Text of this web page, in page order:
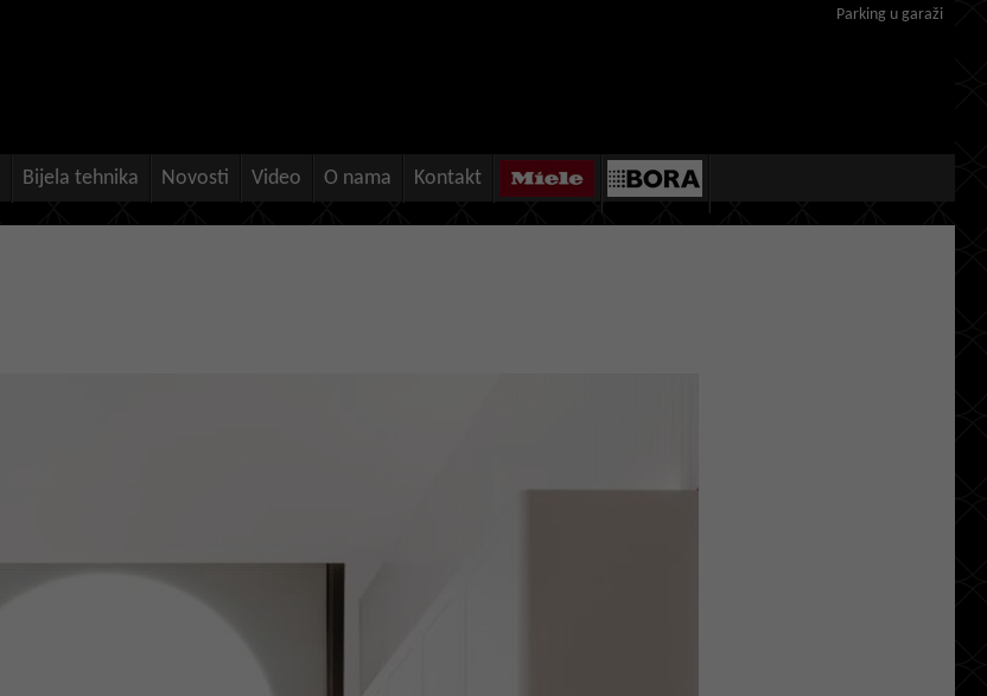
Parking u garaži
Bijela tehnika Novosti Video O nama Kontakt